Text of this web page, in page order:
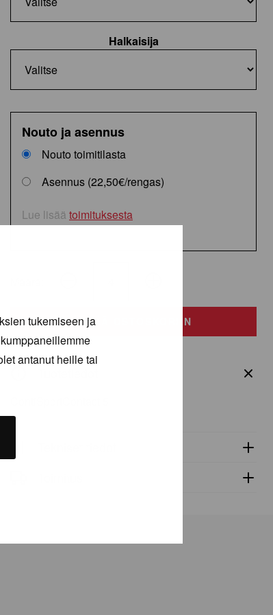
tukemiseen ja
antanut heille tai
Halkaisija
Nouto ja asennus
Nouto toimitilasta
Asennus (22,50€/rengas)
Lue lisää toimituksesta
määrä
LISÄÄ OSTOSKORIIN